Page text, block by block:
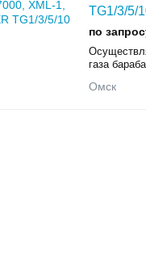
TG1/3/5/
по
газа
Омск